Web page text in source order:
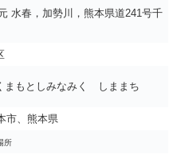
水春，加勢川，熊本県道241号千
まもとしみなみく しままち
市、熊本県
所